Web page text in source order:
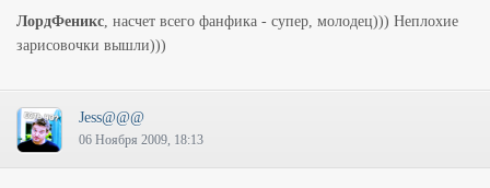
ЛордФеникс, насчет всего фанфика - супер, молодец))) Неплохие
зарисовочки вышли)))
Jess@@@
06 Ноября 2009, 18:13